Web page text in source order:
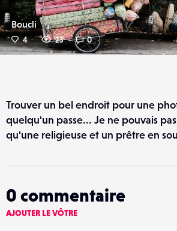
Boucli
4 23 0
Trouver un bel endroit pour une
quelqu'un passe... Je ne pouvais
qu'une religieuse et un prêtre en
0 commentaire
AJOUTER LE VÔTRE